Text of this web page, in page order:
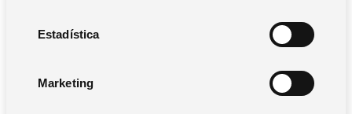
Estadística
Marketing